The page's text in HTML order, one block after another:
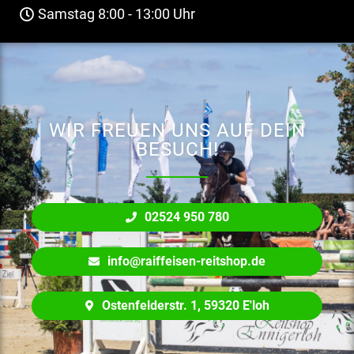
Samstag 8:00 - 13:00 Uhr
WIR FREUEN UNS AUF DEIN
BESUCH!
02524 950 780
info@raiffeisen-reitshop.de
Ostenfelderstr. 1, 59320 E'loh